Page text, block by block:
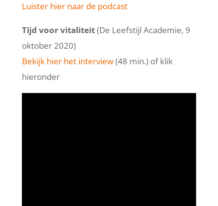
Luister hier naar de podcast
Tijd voor vitaliteit(De Leefstijl Academie, 9
oktober 2020)
Bekijk hier het interview(48 min.) of klik
hieronder